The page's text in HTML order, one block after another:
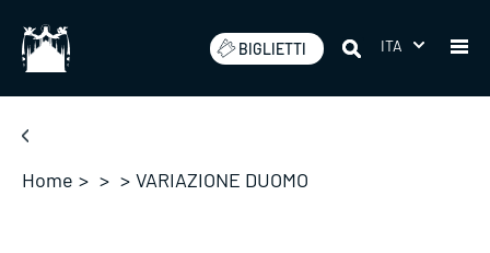
BIGLIETTI ITA
Home > > > VARIAZIONE DUOMO